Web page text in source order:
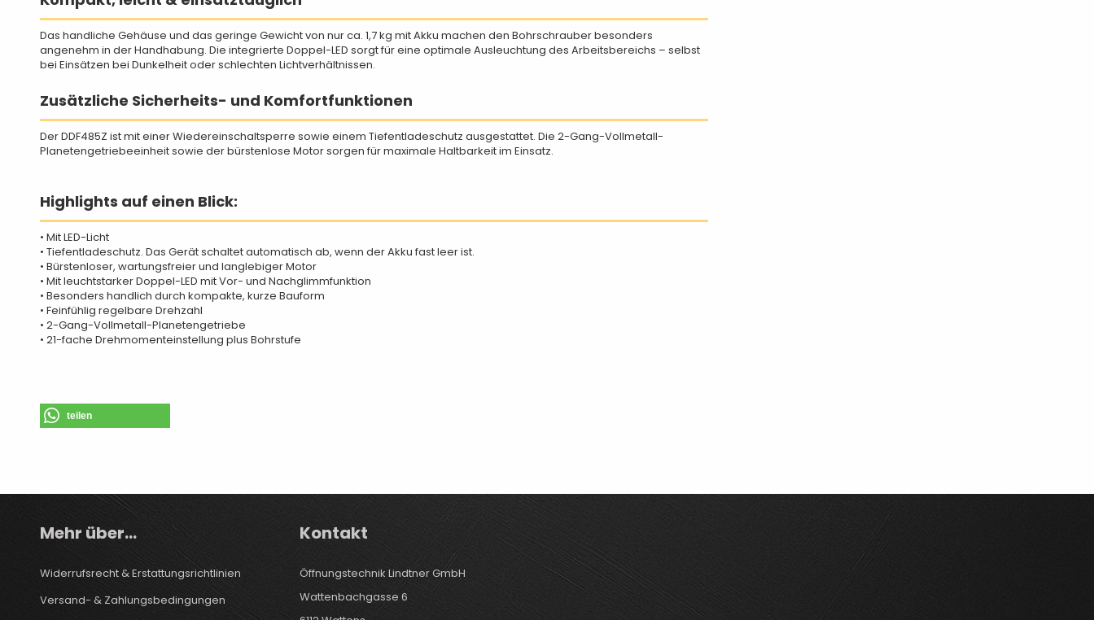
Das handliche Gehäuse und das geringe Gewicht von nur ca. 1,7 kg mit Akku machen den Bohrschrauber besonders
angenehm in der Handhabung. Die integrierte Doppel-LED sorgt für eine optimale Ausleuchtung des Arbeitsbereichs – selbst
bei Einsätzen bei Dunkelheit oder schlechten Lichtverhältnissen.
Zusätzliche Sicherheits- und Komfortfunktionen
Der DDF485Z ist mit einer Wiedereinschaltsperre sowie einem Tiefentladeschutz ausgestattet. Die 2-Gang-Vollmetall-
Planetengetriebeeinheit sowie der bürstenlose Motor sorgen für maximale Haltbarkeit im Einsatz.
Highlights auf einen Blick:
• Mit LED-Licht
• Tiefentladeschutz. Das Gerät schaltet automatisch ab, wenn der Akku fast leer ist.
• Bürstenloser, wartungsfreier und langlebiger Motor
• Mit leuchtstarker Doppel-LED mit Vor- und Nachglimmfunktion
• Besonders handlich durch kompakte, kurze Bauform
• Feinfühlig regelbare Drehzahl
• 2-Gang-Vollmetall-Planetengetriebe
• 21-fache Drehmomenteinstellung plus Bohrstufe
teilen
Mehr über...
Widerrufsrecht & Erstattungsrichtlinien
Versand- & Zahlungsbedingungen
Kontakt
Öffnungstechnik Lindtner GmbH
Wattenbachgasse 6